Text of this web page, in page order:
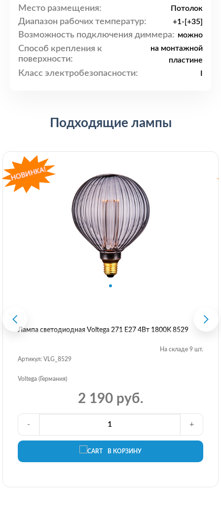
Место размещения: Потолок
Диапазон рабочих температур: +1-[+35]
Возможность подключения диммера: можно
Способ крепления к
поверхности:
на монтажной
пластине
Класс электробезопасности:
Подходящие лампы
Лампа светодиодная Voltega 271 E27 4Вт 1800K 8529
На складе 9 шт.
Артикул: VLG_8529
Voltega (Германия)
2 190 руб.
В КОРЗИНУ
- +